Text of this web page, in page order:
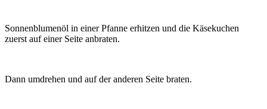
Sonnenblumenöl in einer Pfanne erhitzen und die Käsekuchen
zuerst auf einer Seite anbraten.
Dann umdrehen und auf der anderen Seite braten.